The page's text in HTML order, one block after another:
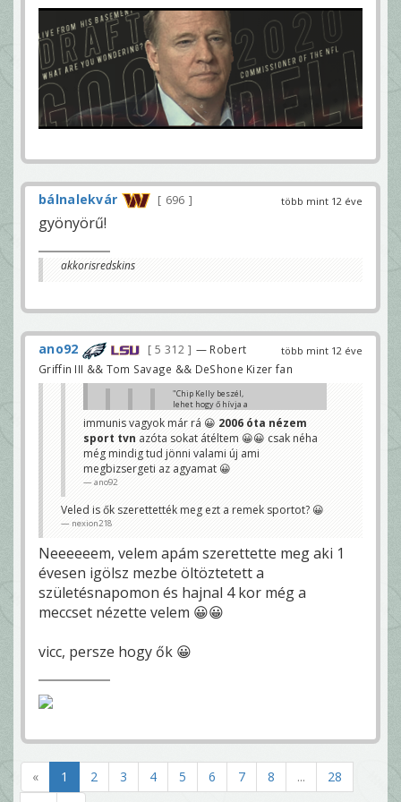
több mint 12 éve
bálnalekvár 696
gyönyörű!
akkorisredskins
több mint 12 éve
ano92 5 312
— Robert
Griffin III && Tom Savage && DeShone Kizer fan
"Chip Kelly beszél,
lehet hogy ő hívja a
vége felé erős volt
Ricsitől :d
Sport1-en nézed, megérdemled!
Valamennyire hd legalább 😀
Sokat érsz a HD-val, ha agyvérzést kapsz már a
meccs közepén a sok hülyeségtől. 😊
Stez
immunis vagyok már rá 😀 2006 óta nézem
sport tvn azóta sokat átéltem 😀😀 csak néha
még mindig tud jönni valami új ami
megbizsergeti az agyamat 😀
ano92
Veled is ők szerettették meg ezt a remek sportot? 😀
nexion218
Neeeeeem, velem apám szerettette meg aki 1
évesen igölsz mezbe öltöztetett a
születésnapomon és hajnal 4 kor még a
meccset nézette velem 😀😀
vicc, persze hogy ők 😀
« 1 2 3 4 5 6 7 8 ...
28